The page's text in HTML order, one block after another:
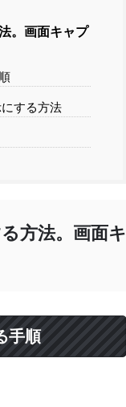
。画面キャプ
する方法
方法。画面キ
手順